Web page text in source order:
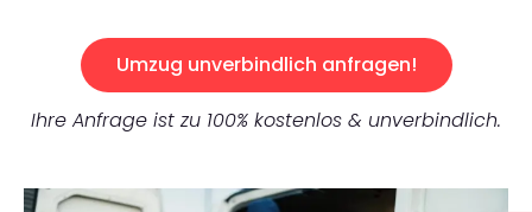
Umzug unverbindlich anfragen!
Ihre Anfrage ist zu 100% kostenlos & unverbindlich.